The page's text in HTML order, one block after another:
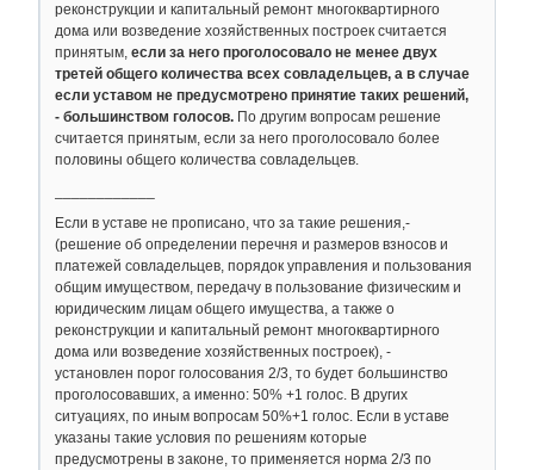
реконструкции и капитальный ремонт многоквартирного
дома или возведение хозяйственных построек считается
принятым, если за него проголосовало не менее двух
третей общего количества всех совладельцев, а в случае
если уставом не предусмотрено принятие таких решений,
- большинством голосов. По другим вопросам решение
считается принятым, если за него проголосовало более
половины общего количества совладельцев.
Если в уставе не прописано, что за такие решения,-
(решение об определении перечня и размеров взносов и
платежей совладельцев, порядок управления и пользования
общим имуществом, передачу в пользование физическим и
юридическим лицам общего имущества, а также о
реконструкции и капитальный ремонт многоквартирного
дома или возведение хозяйственных построек), -
установлен порог голосования 2/3, то будет большинство
проголосовавших, а именно: 50% +1 голос. В других
ситуациях, по иным вопросам 50%+1 голос. Если в уставе
указаны такие условия по решениям которые
предусмотрены в законе, то применяется норма 2/3 по